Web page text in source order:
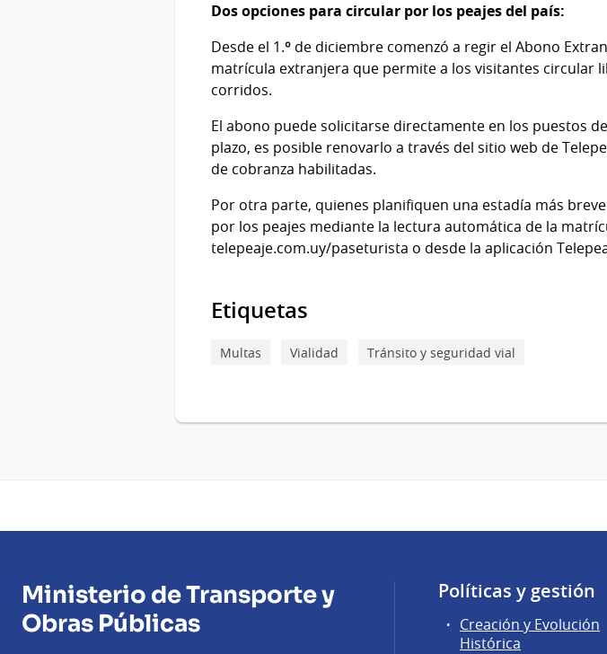
Dos opciones para circular por los peajes del país:
Desde el 1.º de diciembre comenzó a regir el Abono
matrícula extranjera que permite a los visitantes circular
corridos.
El abono puede solicitarse directamente en los puestos
plazo, es posible renovarlo a través del sitio web de
de cobranza habilitadas.
Por otra parte, quienes planifiquen una estadía más
por los peajes mediante la lectura automática de la
telepeaje.com.uy/paseturista o desde la aplicación
Etiquetas
Multas Vialidad Tránsito y seguridad vial
Ministerio de Transporte y
Obras Públicas
Políticas y gestión
Creación y Evolución
Histórica